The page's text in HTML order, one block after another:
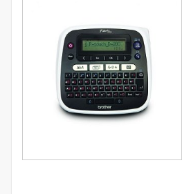
РАЗОВЫЕ РЕМОНТЫ